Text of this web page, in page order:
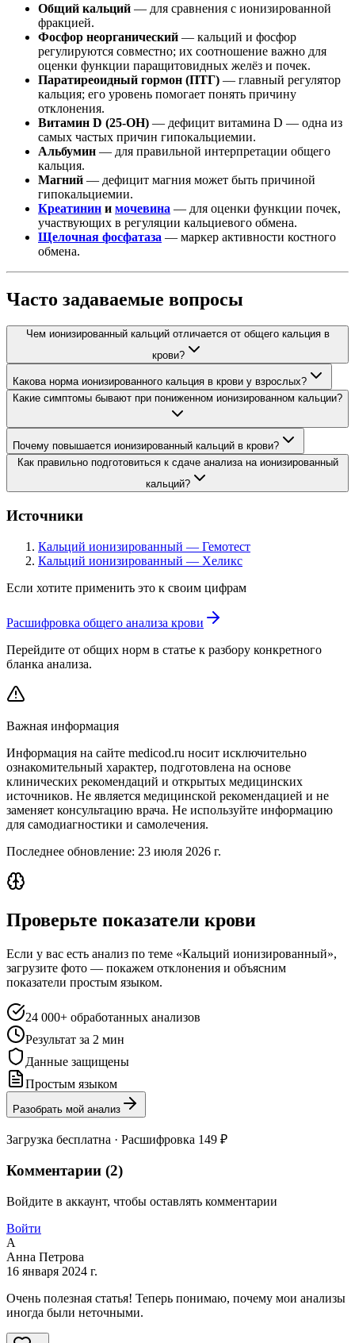
Общий кальций — для сравнения с ионизированной
фракцией.
Фосфор неорганический — кальций и фосфор
регулируются совместно; их соотношение важно для
оценки функции паращитовидных желёз и почек.
Паратиреоидный гормон (ПТГ) — главный регулятор
кальция; его уровень помогает понять причину
отклонения.
Витамин D (25-OH) — дефицит витамина D — одна из
самых частых причин гипокальциемии.
Альбумин — для правильной интерпретации общего
кальция.
Магний — дефицит магния может быть причиной
гипокальциемии.
Креатинин и мочевина — для оценки функции почек,
участвующих в регуляции кальциевого обмена.
Щелочная фосфатаза — маркер активности костного
обмена.
Часто задаваемые вопросы
Чем ионизированный кальций отличается от общего кальция в
крови?
Какова норма ионизированного кальция в крови у взрослых?
Какие симптомы бывают при пониженном ионизированном кальции?
Почему повышается ионизированный кальций в крови?
Как правильно подготовиться к сдаче анализа на ионизированный
кальций?
Источники
Кальций ионизированный — Гемотест
Кальций ионизированный — Хеликс
Если хотите применить это к своим цифрам
Расшифровка общего анализа крови
Перейдите от общих норм в статье к разбору конкретного
бланка анализа.
Важная информация
Информация на сайте medicod.ru носит исключительно
ознакомительный характер, подготовлена на основе
клинических рекомендаций и открытых медицинских
источников. Не является медицинской рекомендацией и не
заменяет консультацию врача. Не используйте информацию
для самодиагностики и самолечения.
Последнее обновление: 23 июля 2026 г.
Проверьте показатели крови
Если у вас есть анализ по теме «Кальций ионизированный»,
загрузите фото — покажем отклонения и объясним
показатели простым языком.
24 000+ обработанных анализов
Результат за 2 мин
Данные защищены
Простым языком
Разобрать мой анализ
Загрузка бесплатна · Расшифровка 149 ₽
Комментарии (2)
Войдите в аккаунт, чтобы оставлять комментарии
Войти
А
Анна Петрова
16 января 2024 г.
Очень полезная статья! Теперь понимаю, почему мои анализы
иногда были неточными.